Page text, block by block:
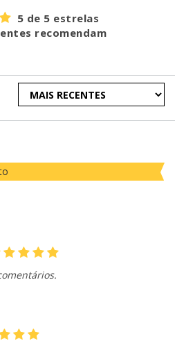
5 de 5 estrelas
recomendam
ORDENAR
AVALIAÇÕES